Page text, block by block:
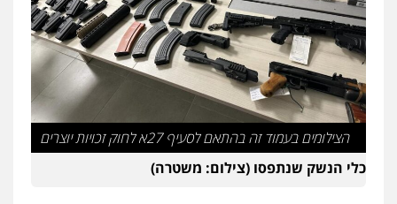
פלילי מעצרים וחקירות עורכי דין לענייני
אסירים
0505216700
אייל בן שושן, עורך דין פלילי
פלילי מעצרים וחקירות פשיעה חמורה
נוער רישום פלילי
0522763105
הצילומים בעמוד זה בהתאם לסעיף 27א לחוק זכויות יוצרים
כלי הנשק שנתפסו (צילום: משטרה)